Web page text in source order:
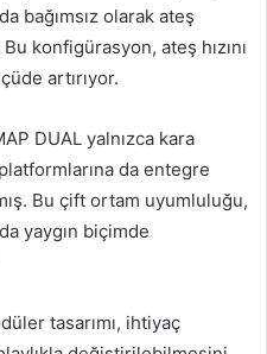
bağımsız olarak ateş
konfigürasyon, ateş hızını
artırıyor.
DUAL yalnızca kara
da entegre
Bu çift ortam uyumluluğu,
yaygın biçimde
tasarımı, ihtiyaç